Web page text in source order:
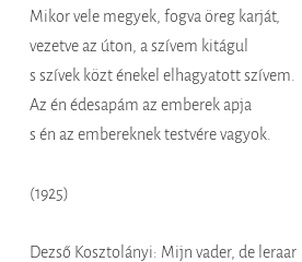
Mikor vele megyek, fogva öreg karját,
vezetve az úton, a szívem kitágul
s szívek közt énekel elhagyatott szívem.
Az én édesapám az emberek apja
s én az embereknek testvére vagyok.
(1925)
Dezső Kosztolányi: Mijn vader, de leraar